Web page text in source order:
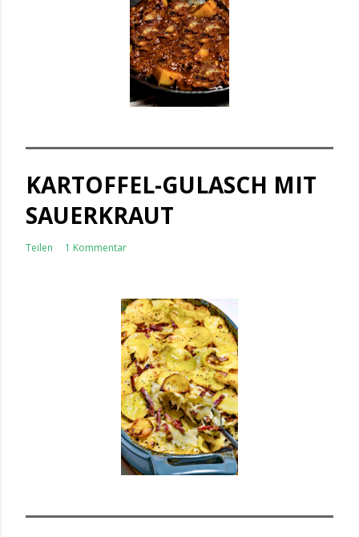
KARTOFFEL-GULASCH MIT
SAUERKRAUT
Teilen 1 Kommentar